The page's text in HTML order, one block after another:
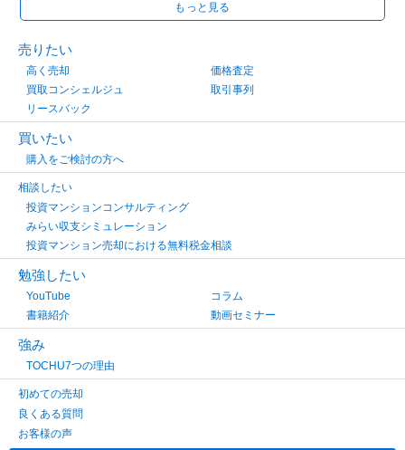
もっと見る
売りたい
高く売却
価格査定
買取コンシェルジュ
取引事列
リースバック
買いたい
購入をご検討の方へ
相談したい
投資マンションコンサルティング
みらい収支シミュレーション
投資マンション売却における無料税金相談
勉強したい
YouTube
コラム
書籍紹介
動画セミナー
強み
TOCHU7つの理由
初めての売却
良くある質問
お客様の声